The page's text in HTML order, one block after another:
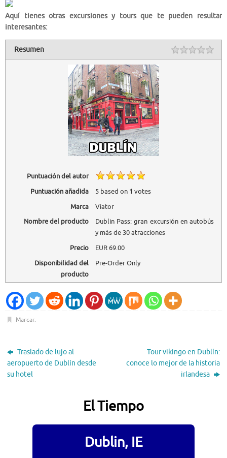
Aquí tienes otras excursiones y tours que te pueden resultar
interesantes:
Resumen
Puntuación del autor
Puntuación añadida
5based on 1 votes
Marca
Viator
Nombre del producto
Dublin Pass: gran excursión en autobús
y más de 30 atracciones
Precio
EUR69.00
Disponibilidad del
producto
Pre-Order Only
Marcar.
Traslado de lujo al
aeropuerto de Dublín desde
su hotel
Tour vikingo en Dublín:
conoce lo mejor de la historia
irlandesa
El Tiempo
Dublin, IE